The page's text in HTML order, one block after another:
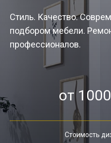
Стиль. Качество.
подбором мебели.
профессионалов.
от
Стоимость